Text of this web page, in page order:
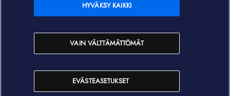
Elisan myymälät
EVÄSTEASETUKSET
VAIN VÄLTTÄMÄTTÖMÄT
HYVÄKSY KAIKKI